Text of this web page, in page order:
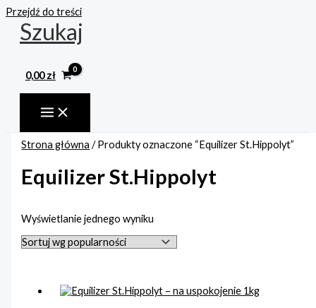
Przejdź do treści
Szukaj
0,00zł
Strona główna / Produkty oznaczone “Equilizer St.Hippolyt”
Equilizer St.Hippolyt
Wyświetlanie jednego wyniku